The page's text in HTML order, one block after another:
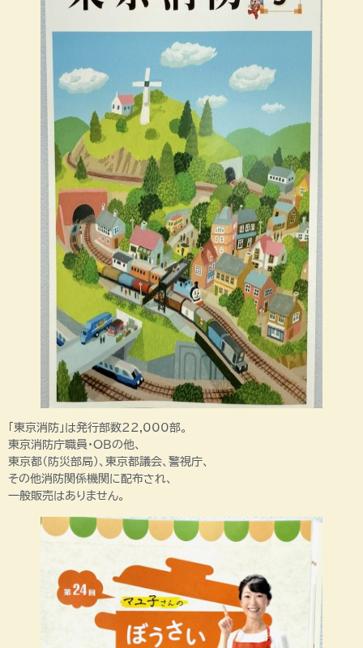
「東京消防」は発行部数22,000部。
東京消防庁職員・OBの他、
東京都（防災部局）、東京都議会、警視庁、
その他消防関係機関に配布され、
一般販売はありません。